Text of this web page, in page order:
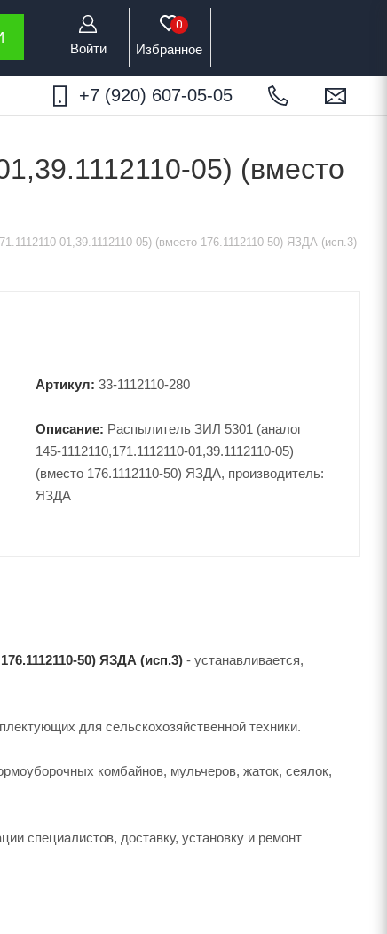
Войти
0
Избранное
+7 (920) 607-05-05
05) (вместо
01,39.1112110-05) (вместо 176.1112110-50) ЯЗДА (исп.3)
Артикул: 33-1112110-280
Описание: Распылитель ЗИЛ 5301 (аналог
145-1112110,171.1112110-01,39.1112110-05)
(вместо 176.1112110-50) ЯЗДА, производитель:
ЯЗДА
50) ЯЗДА (исп.3) - устанавливается,
для сельскохозяйственной техники.
комбайнов, мульчеров, жаток, сеялок,
специалистов, доставку, установку и ремонт